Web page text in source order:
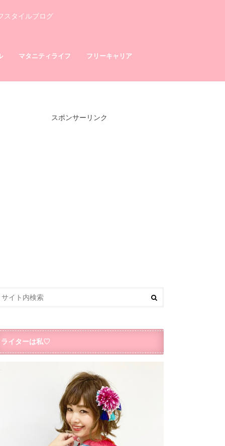
スタイルブログ
マタニティライフ フリーキャリア
スポンサーリンク
ライターは私♡